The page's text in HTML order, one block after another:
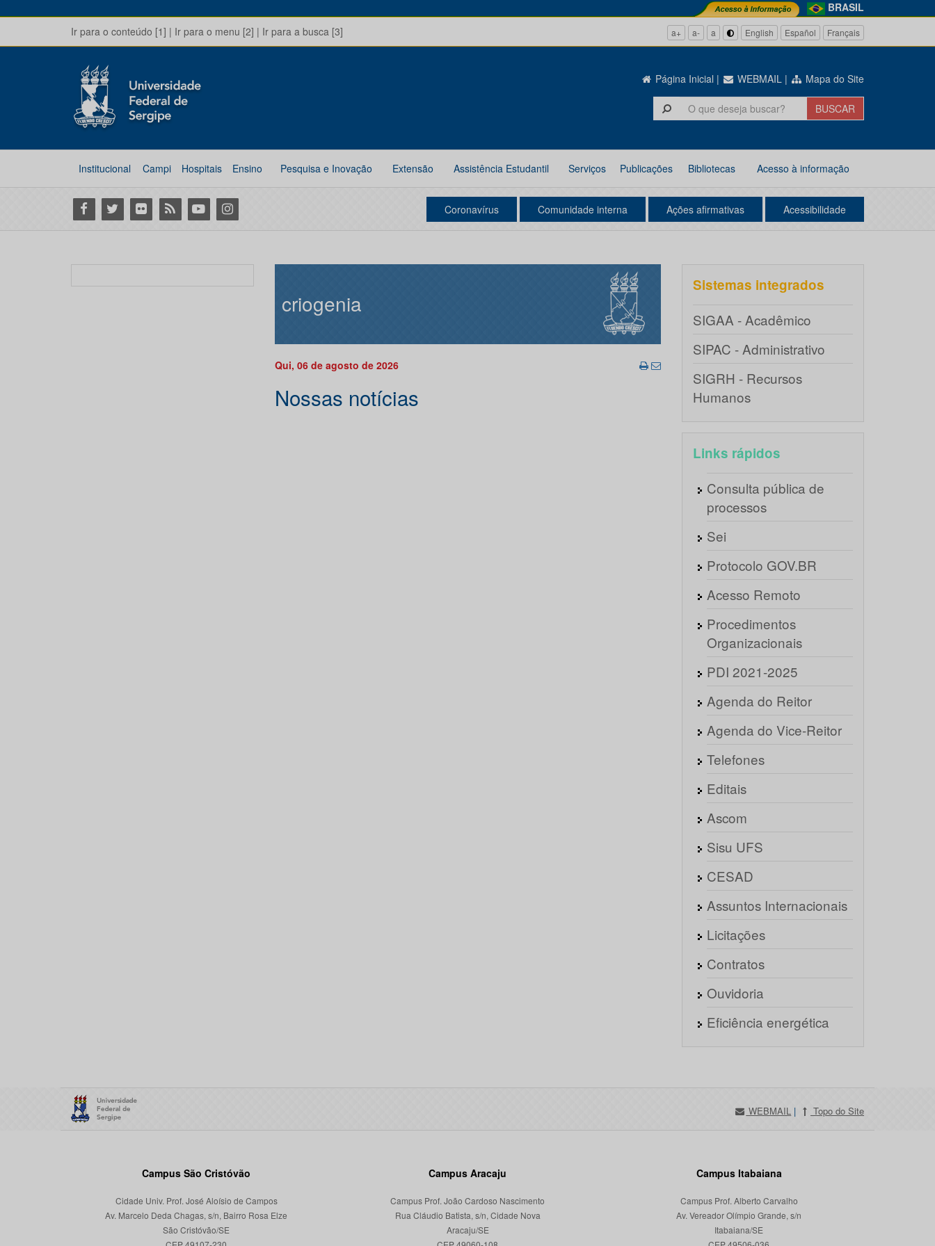
BRASIL
Ir para o conteúdo [1] | Ir para o menu [2] | Ir para a busca [3] a+ a- a English Español Français
Página Inicial | WEBMAIL | Mapa do Site
Institucional Campi Hospitais Ensino Pesquisa e Inovação Extensão Assistência Estudantil Serviços Publicações Bibliotecas Acesso à informação
Facebook
Twitter Flickr RSS YoutubeInstagram Coronavírus Comunidade interna Ações afirmativas Acessibilidade
criogenia
Qui, 06 de agosto de 2026
Nossas notícias
Sistemas integrados
SIGAA - Acadêmico
SIPAC - Administrativo
SIGRH - Recursos
Humanos
Links rápidos
Consulta pública de
processos
Sei
Protocolo GOV.BR
Acesso Remoto
Procedimentos
Organizacionais
PDI 2021-2025
Agenda do Reitor
Agenda do Vice-Reitor
Telefones
Editais
Ascom
Sisu UFS
CESAD
Assuntos Internacionais
Licitações
Contratos
Ouvidoria
Eficiência energética
WEBMAIL | Topo do Site
Campus São Cristóvão
Cidade Univ. Prof. José Aloísio de Campos
Av. Marcelo Deda Chagas, s/n, Bairro Rosa Elze
São Cristóvão/SE
Campus Aracaju
Campus Prof. João Cardoso Nascimento
Rua Cláudio Batista, s/n, Cidade Nova
Aracaju/SE
Campus Itabaiana
Campus Prof. Alberto Carvalho
Av. Vereador Olímpio Grande, s/n
Itabaiana/SE